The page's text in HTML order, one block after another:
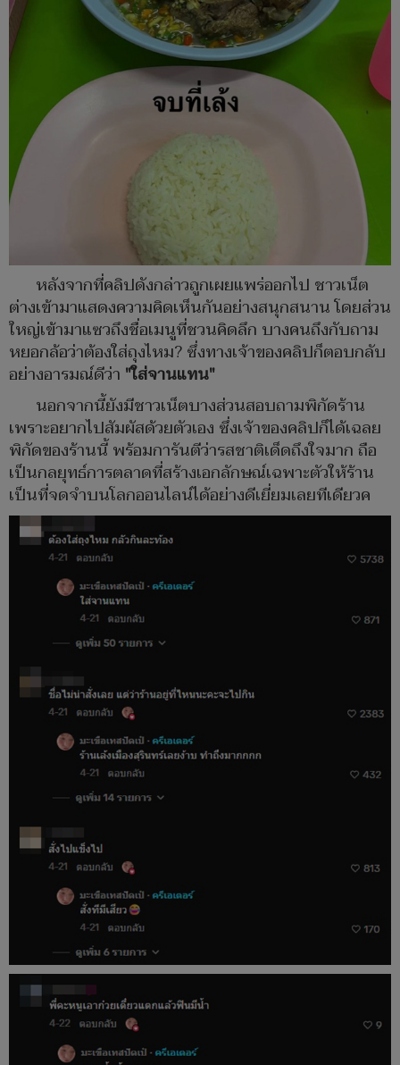
หลังจากที่คลิปดังกล่าวถูกเผยแพร่ออกไป ชาวเน็ต
ต่างเข้ามาแสดงความคิดเห็นกันอย่างสนุกสนาน โดยส่วน
ใหญ่เข้ามาแซวถึงชื่อเมนูที่ชวนคิดลึก บางคนถึงกับถาม
หยอกล้อว่าต้องใส่ถุงไหม? ซึ่งทางเจ้าของคลิปก็ตอบกลับ
อย่างอารมณ์ดีว่า "ใส่จานแทน"
นอกจากนี้ยังมีชาวเน็ตบางส่วนสอบถามพิกัดร้าน
เพราะอยากไปสัมผัสด้วยตัวเอง ซึ่งเจ้าของคลิปก็ได้เฉลย
พิกัดของร้านนี้ พร้อมการันตีว่ารสชาติเด็ดถึงใจมาก ถือ
เป็นกลยุทธ์การตลาดที่สร้างเอกลักษณ์เฉพาะตัวให้ร้าน
เป็นที่จดจำบนโลกออนไลน์ได้อย่างดีเยี่ยมเลยทีเดียวค